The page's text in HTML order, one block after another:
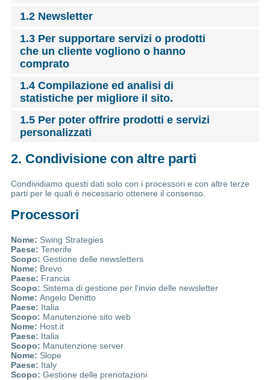
1.2 Newsletter
1.3 Per supportare servizi o prodotti
che un cliente vogliono o hanno
comprato
1.4 Compilazione ed analisi di
statistiche per migliore il sito.
1.5 Per poter offrire prodotti e servizi
personalizzati
2. Condivisione con altre parti
Condividiamo questi dati solo con i processori e con altre terze
parti per le quali è necessario ottenere il consenso.
Processori
Nome: Swing Strategies
Paese: Tenerife
Scopo: Gestione delle newsletters
Nome: Brevo
Paese: Francia
Scopo: Sistema di gestione per l'invio delle newsletter
Nome: Angelo Denitto
Paese: Italia
Scopo: Manutenzione sito web
Nome: Host.it
Paese: Italia
Scopo: Manutenzione server
Nome: Slope
Paese: Italy
Scopo: Gestione delle prenotazioni